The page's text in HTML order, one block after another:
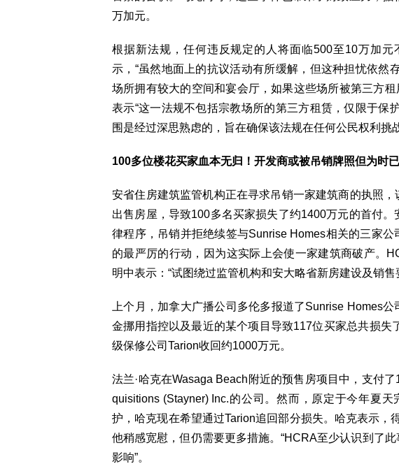
万加元。
根据新法规，任何违反规定的人将面临500至10万加元
示，“虽然地面上的抗议活动有所缓解，但这种担忧依然
场所拥有较大的空间和宴会厅，如果这些场所被第三方
表示“这一法规不包括宗教场所的第三方租赁，仅限于保
围是经过深思熟虑的，旨在确保该法规在任何公民权利挑
100多位楼花买家血本无归！开发商或被吊销牌照但为时
安省住房建筑监管机构正在寻求吊销一家建筑商的执照
出售房屋，导致100多名买家损失了约1400万元的首付
律程序，吊销并拒绝续签与Sunrise Homes相关的三家
的最严厉的行动，因为这实际上会使一家建筑商破产。
明中表示：“试图绕过监管机构和安大略省新房建设及销
上个月，加拿大广播公司多伦多报道了Sunrise Homes
金挪用指控以及最近的某个项目导致117位买家总共损失
级保修公司Tarion收回约1000万元。
法兰·哈克在Wasaga Beach附近的预售房项目中，支付
quisitions (Stayner) Inc.的公司。然而，原定于今年夏
护，哈克现在希望通过Tarion追回部分损失。哈克表示，
他稍感宽慰，但仍需要更多措施。“HCRA至少认识到了
影响”。